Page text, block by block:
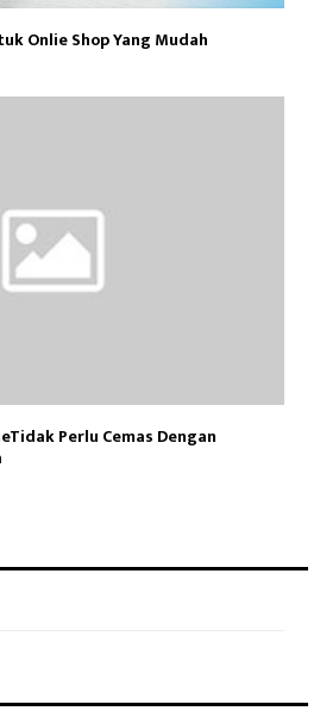
Onlie Shop Yang Mudah
Perlu Cemas Dengan